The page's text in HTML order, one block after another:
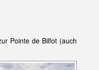
Pointe de Bilfot (auch